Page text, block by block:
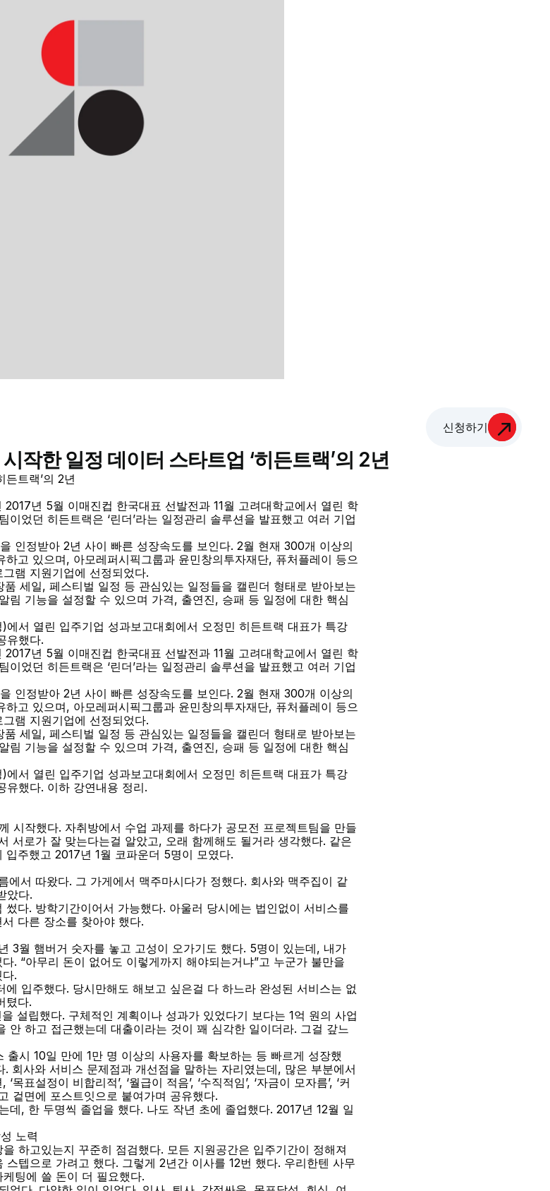
신청하기
작한 일정 데이터 스타트업 ‘히든트랙’의 2년
트랙’의 2년
2017년 5월 이매진컵 한국대표 선발전과 11월 고려대학교에서 열린 학
었던 히든트랙은 ‘린더’라는 일정관리 솔루션을 발표했고 여러 기업
인정받아 2년 사이 빠른 성장속도를 보인다. 2월 현재 300개 이상의
고 있으며, 아모레퍼시픽그룹과 윤민창의투자재단, 퓨처플레이 등으
램 지원기업에 선정되었다.
품 세일, 페스티벌 일정 등 관심있는 일정들을 캘린더 형태로 받아보는
림 기능을 설정할 수 있으며 가격, 출연진, 승패 등 일정에 대한 핵심
서 열린 입주기업 성과보고대회에서 오정민 히든트랙 대표가 특강
유했다.
2017년 5월 이매진컵 한국대표 선발전과 11월 고려대학교에서 열린 학
었던 히든트랙은 ‘린더’라는 일정관리 솔루션을 발표했고 여러 기업
인정받아 2년 사이 빠른 성장속도를 보인다. 2월 현재 300개 이상의
고 있으며, 아모레퍼시픽그룹과 윤민창의투자재단, 퓨처플레이 등으
램 지원기업에 선정되었다.
품 세일, 페스티벌 일정 등 관심있는 일정들을 캘린더 형태로 받아보는
림 기능을 설정할 수 있으며 가격, 출연진, 승패 등 일정에 대한 핵심
서 열린 입주기업 성과보고대회에서 오정민 히든트랙 대표가 특강
유했다. 이하 강연내용 정리.
시작했다. 자취방에서 수업 과제를 하다가 공모전 프로젝트팀을 만들
서로가 잘 맞는다는걸 알았고, 오래 함께해도 될거라 생각했다. 같은
입주했고 2017년 1월 코파운더 5명이 모였다.
에서 따왔다. 그 가게에서 맥주마시다가 정했다. 회사와 맥주집이 같
았다.
다. 방학기간이어서 가능했다. 아울러 당시에는 법인없이 서비스를
다른 장소를 찾아야 했다.
3월 햄버거 숫자를 놓고 고성이 오가기도 했다. 5명이 있는데, 내가
. “아무리 돈이 없어도 이렇게까지 해야되는거냐”고 누군가 불만을
.
입주했다. 당시만해도 해보고 싶은걸 다 하느라 완성된 서비스는 없
텼다.
설립했다. 구체적인 계획이나 성과가 있었다기 보다는 1억 원의 사업
안 하고 접근했는데 대출이라는 것이 꽤 심각한 일이더라. 그걸 갚느
출시 10일 만에 1만 명 이상의 사용자를 확보하는 등 빠르게 성장했
회사와 서비스 문제점과 개선점을 말하는 자리였는데, 많은 부분에서
표설정이 비합리적’, ‘월급이 적음’, ‘수직적임’, ‘자금이 모자름’, ‘커
겉면에 포스트잇으로 붙여가며 공유했다.
데, 한 두명씩 졸업을 했다. 나도 작년 초에 졸업했다. 2017년 12월 일
노력
하고있는지 꾸준히 점검했다. 모든 지원공간은 입주기간이 정해져
텝으로 가려고 했다. 그렇게 2년간 이사를 12번 했다. 우리한텐 사무
팅에 쓸 돈이 더 필요했다.